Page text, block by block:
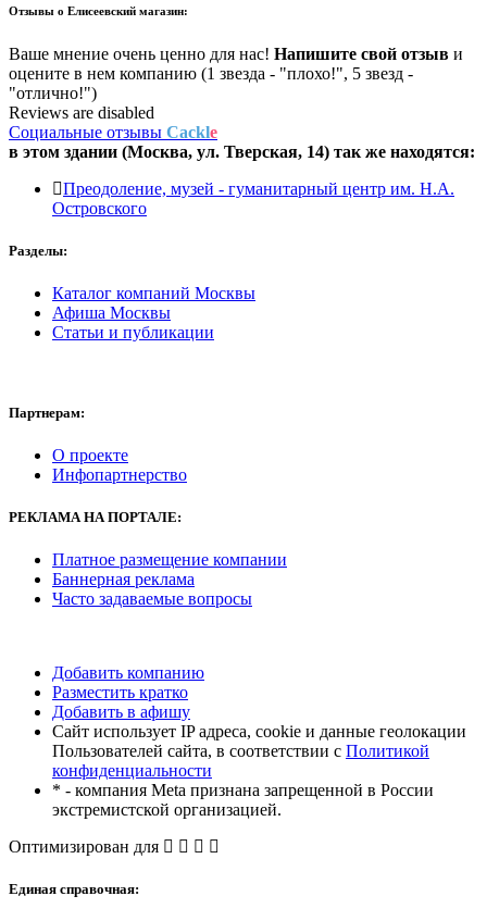
Отзывы о Елисеевский магазин:
Ваше мнение очень ценно для нас! Напишите свой отзыв и
оцените в нем компанию (1 звезда - "плохо!", 5 звезд -
"отлично!")
Reviews are disabled
Социальные отзывы Cackle
в этом здании (Москва, ул. Тверская, 14) так же находятся:
Преодоление, музей - гуманитарный центр им. Н.А.
Островского
Разделы:
Каталог компаний Москвы
Афиша Москвы
Статьи и публикации
Партнерам:
О проекте
Инфопартнерство
РЕКЛАМА НА ПОРТАЛЕ:
Платное размещение компании
Баннерная реклама
Часто задаваемые вопросы
Добавить компанию
Разместить кратко
Добавить в афишу
Сайт использует IP адреса, cookie и данные геолокации
Пользователей сайта, в соответствии с Политикой
конфиденциальности
* - компания Meta признана запрещенной в России
экстремистской организацией.
Оптимизирован для
Единая справочная: